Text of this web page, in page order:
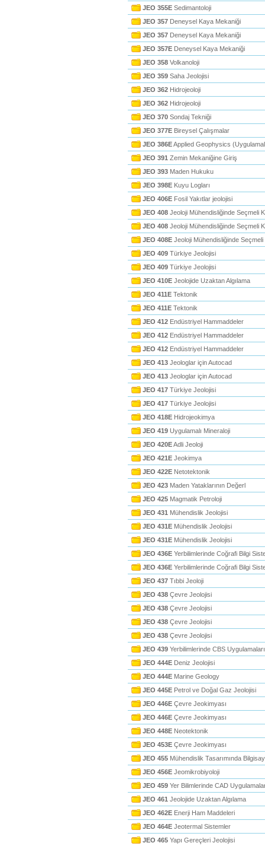
JEO 355E Sedimantoloji
JEO 357 Deneysel Kaya Mekaniği
JEO 357 Deneysel Kaya Mekaniği
JEO 357E Deneysel Kaya Mekaniği
JEO 358 Volkanoloji
JEO 359 Saha Jeolojisi
JEO 362 Hidrojeoloji
JEO 362 Hidrojeoloji
JEO 370 Sondaj Tekniği
JEO 377E Bireysel Çalışmalar
JEO 386EApplied Geophysics
JEO 391 Zemin Mekaniğine Giriş
JEO 393 Maden Hukuku
JEO 398E Kuyu Logları
JEO 406E Fosil Yakıtlar jeolojisi
JEO 408 Jeoloji Mühendisliğinde Seçmeli
JEO 408 Jeoloji Mühendisliğinde Seçmeli
JEO 408E Jeoloji Mühendisliğinde Seçmeli
JEO 409 Türkiye Jeolojisi
JEO 409 Türkiye Jeolojisi
JEO 410E Jeolojide Uzaktan Algılama
JEO 411E Tektonik
JEO 411E Tektonik
JEO 412 Endüstriyel Hammaddeler
JEO 412 Endüstriyel Hammaddeler
JEO 412 Endüstriyel Hammaddeler
JEO 413 Jeologlar için Autocad
JEO 413 Jeologlar için Autocad
JEO 417 Türkiye Jeolojisi
JEO 417 Türkiye Jeolojisi
JEO 418E Hidrojeokimya
JEO 419 Uygulamalı Mineraloji
JEO 420EAdli Jeoloji
JEO 421E Jeokimya
JEO 422E Netotektonik
JEO 423 Maden Yataklarının Değerl
JEO 425 Magmatik Petroloji
JEO 431 Mühendislik Jeolojisi
JEO 431E Mühendislik Jeolojisi
JEO 431E Mühendislik Jeolojisi
JEO 436E Yerbilimlerinde Coğrafi Bilgi
JEO 436E Yerbilimlerinde Coğrafi Bilgi
JEO 437 Tıbbi Jeoloji
JEO 438 Çevre Jeolojisi
JEO 438 Çevre Jeolojisi
JEO 438 Çevre Jeolojisi
JEO 438 Çevre Jeolojisi
JEO 439 Yerbilimlerinde CBS Uygulamaları
JEO 444E Deniz Jeolojisi
JEO 444E Marine Geology
JEO 445E Petrol ve Doğal Gaz Jeolojisi
JEO 446E Çevre Jeokimyası
JEO 446E Çevre Jeokimyası
JEO 448E Neotektonik
JEO 453E Çevre Jeokimyası
JEO 455 Mühendislik Tasarımında
JEO 456E Jeomikrobiyoloji
JEO 459 Yer Bilimlerinde CAD
JEO 461 Jeolojide Uzaktan Algılama
JEO 462E Enerji Ham Maddeleri
JEO 464E Jeotermal Sistemler
JEO 465 Yapı Gereçleri Jeolojisi